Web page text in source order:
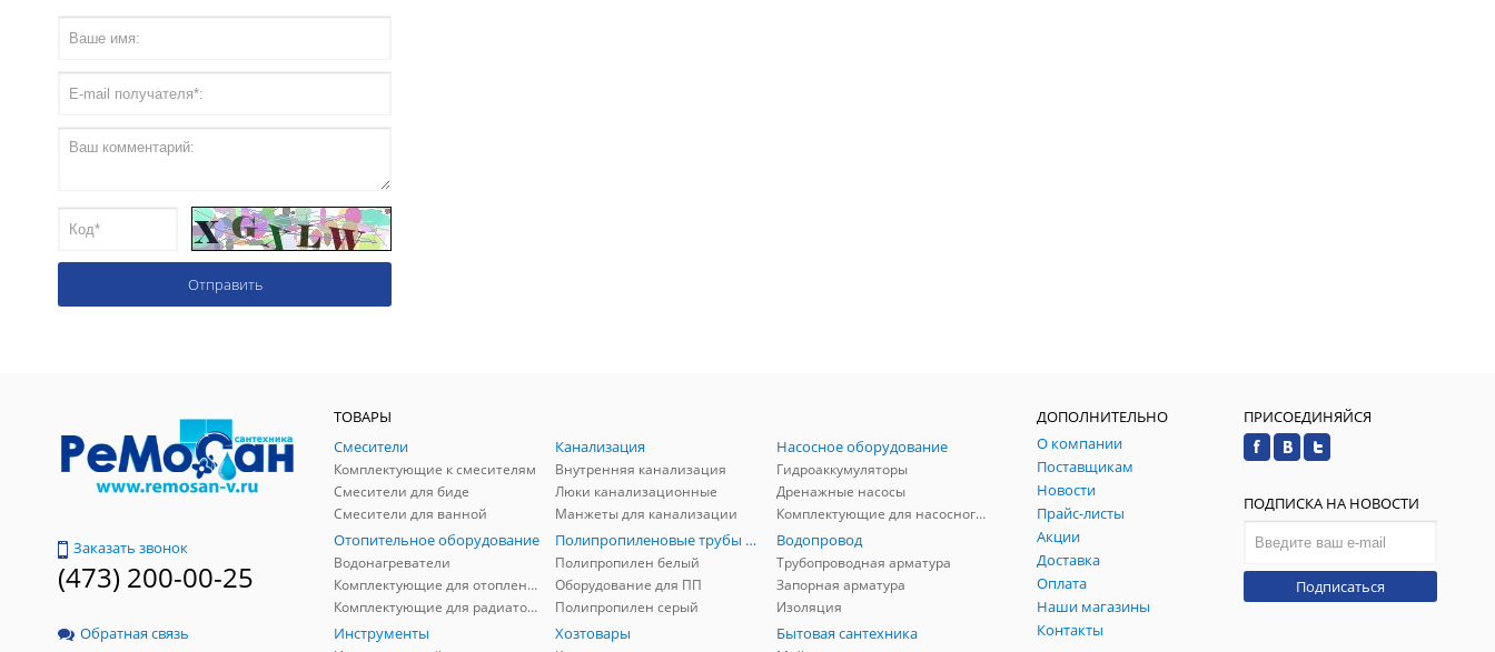
Заказать звонок
(473) 200-00-25
Обратная связь
ТОВАРЫ
Смесители
Комплектующие к смесителям
Смесители для биде
Смесители для ванной
Канализация
Внутренняя канализация
Люки канализационные
Манжеты для канализации
Насосное оборудование
Гидроаккумуляторы
Дренажные насосы
Комплектующие для насосного оборудования
Отопительное оборудование
Водонагреватели
Комплектующие для отопления
Комплектующие для радиаторов
Полипропиленовые трубы и фитинги
Полипропилен белый
Оборудование для ПП
Полипропилен серый
Водопровод
Трубопроводная арматура
Запорная арматура
Изоляция
Инструменты Хозтовары Бытовая сантехника
ДОПОЛНИТЕЛЬНО
О компании
Поставщикам
Новости
Прайс-листы
Акции
Доставка
Оплата
Наши магазины
Контакты
ПРИСОЕДИНЯЙСЯ
ПОДПИСКА НА НОВОСТИ
Подписаться